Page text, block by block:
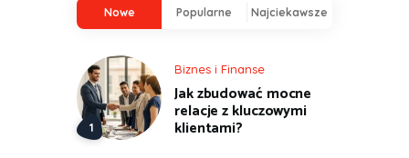
Nowe Popularne Najciekawsze
Biznes i Finanse
Jak zbudować mocne
relacje z kluczowymi
klientami?